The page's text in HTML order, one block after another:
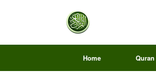
Home Quran